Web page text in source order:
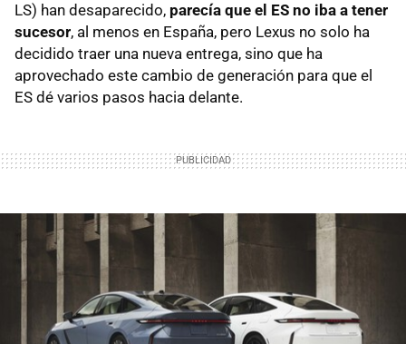
LS) han desaparecido, parecía que el ES no iba a tener
sucesor, al menos en España, pero Lexus no solo ha
decidido traer una nueva entrega, sino que ha
aprovechado este cambio de generación para que el
ES dé varios pasos hacia delante.